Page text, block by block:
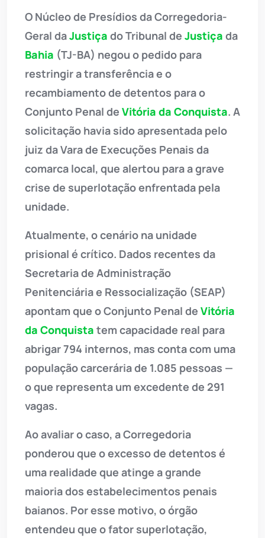
O Núcleo de Presídios da Corregedoria-
Geral daJustiça do Tribunal de Justiça da
Bahia (TJ-BA) negou o pedido para
restringir a transferência e o
recambiamento de detentos para o
Conjunto Penal de Vitória da Conquista. A
solicitação havia sido apresentada pelo
juiz da Vara de Execuções Penais da
comarca local, que alertou para a grave
crise de superlotação enfrentada pela
unidade.
Atualmente, o cenário na unidade
prisional é crítico. Dados recentes da
Secretaria de Administração
Penitenciária e Ressocialização (SEAP)
apontam que o Conjunto Penal de Vitória
da Conquista tem capacidade real para
abrigar 794 internos, mas conta com uma
população carcerária de 1.085 pessoas —
o que representa um excedente de 291
vagas.
Ao avaliar o caso, a Corregedoria
ponderou que o excesso de detentos é
uma realidade que atinge a grande
maioria dos estabelecimentos penais
baianos. Por esse motivo, o órgão
entendeu que o fator superlotação,